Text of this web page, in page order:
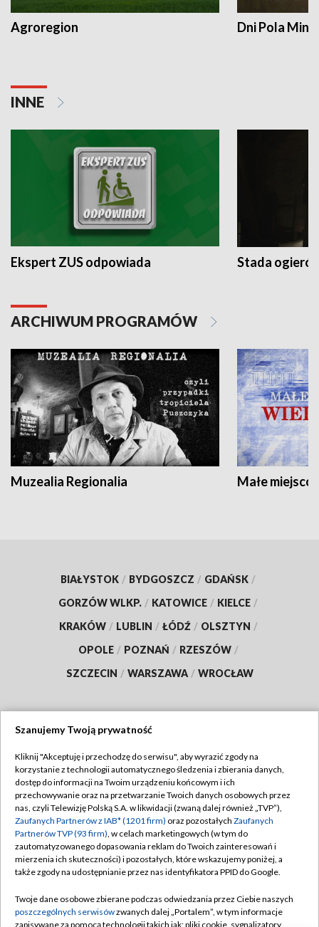
Agroregion Dni Pola
INNE
Ekspert ZUS odpowiada Stada
ARCHIWUM PROGRAMÓW
Muzealia Regionalia Małe
BIAŁYSTOK / BYDGOSZCZ / GDAŃSK /
GORZÓW WLKP. / KATOWICE / KIELCE /
KRAKÓW / LUBLIN / ŁÓDŹ / OLSZTYN /
OPOLE / POZNAŃ / RZESZÓW /
SZCZECIN / WARSZAWA / WROCŁAW
TVP
Abonament TVP
Emisja w TVP
Centrum informacji TVP
Naziemna Telewizja Cyfrowa
Rada Programowa
Regulamin TVP
Polityka prywatności
Moje zgody
Pomoc
Kontakt
Szanujemy Twoją prywatność
Kliknij "Akceptuję i przechodzę do serwisu", aby wyrazić zgody na
korzystanie z technologii automatycznego śledzenia i zbierania danych,
dostęp do informacji na Twoim urządzeniu końcowym i ich
przechowywanie oraz na przetwarzanie Twoich danych osobowych przez
nas, czyli Telewizję Polską S.A. w likwidacji (zwaną dalej również „TVP”),
Zaufanych Partnerów z IAB* (1201 firm) oraz pozostałych Zaufanych
Partnerów TVP (93 firm), w celach marketingowych (w tym do
zautomatyzowanego dopasowania reklam do Twoich zainteresowań i
mierzenia ich skuteczności) i pozostałych, które wskazujemy poniżej, a
także zgody na udostępnianie przez nas identyfikatora PPID do Google.
Twoje dane osobowe zbierane podczas odwiedzania przez Ciebie naszych
poszczególnych serwisówzwanych dalej „Portalem”, w tym informacje
zapisywane za pomocą technologii takich jak: pliki cookie, sygnalizatory